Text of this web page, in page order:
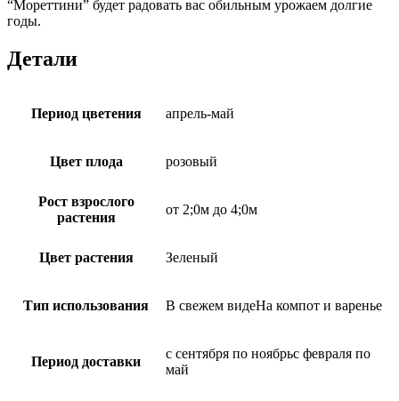
“Мореттини” будет радовать вас обильным урожаем долгие
годы.
Детали
Период цветения апрель-май
Цвет плода розовый
Рост взрослого
растения
от 2;0м до 4;0м
Цвет растения Зеленый
Тип использования В свежем видеНа компот и варенье
Период доставки
с сентября по ноябрьс февраля по
май